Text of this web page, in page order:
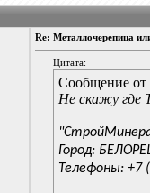
Re: Металлочерепица
Цитата:
Сообщение от
Не скажу где
Город:
Телефоны: +7